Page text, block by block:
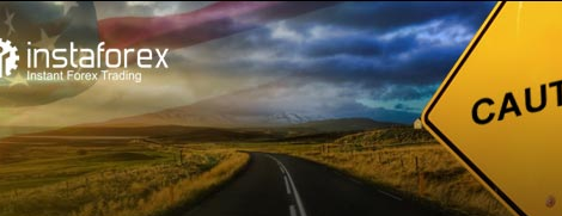
Швидке відкриття рахунку Торгова платформа
Початківцям Інвесторам Партнерам